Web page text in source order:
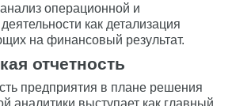
операционной и
как детализация
на финансовый результат.
отчетность
предприятия в плане решения
аналитики выступает как главный